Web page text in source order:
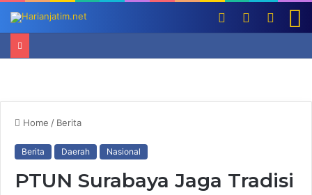
Switch
Log
Home / Berita
Berita Daerah Nasional
PTUN Surabaya Jaga Tradisi